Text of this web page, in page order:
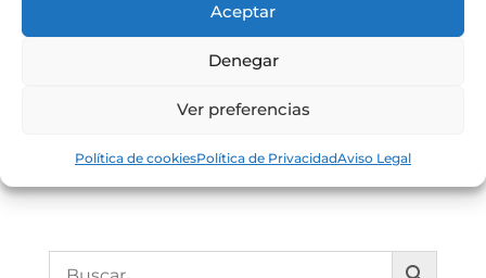
Aceptar
Denegar
Ver preferencias
Política de cookiesPolítica de PrivacidadAviso Legal
San Blas